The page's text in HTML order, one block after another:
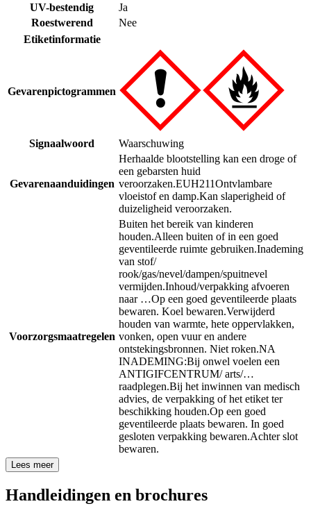
UV-bestendig
Ja
Roestwerend
Nee
Etiketinformatie
Gevarenpictogrammen
Signaalwoord Waarschuwing
Gevarenaanduidingen
Herhaalde blootstelling kan een droge of
een gebarsten huid
veroorzaken.EUH211Ontvlambare
vloeistof en damp.Kan slaperigheid of
duizeligheid veroorzaken.
Voorzorgsmaatregelen
Buiten het bereik van kinderen
houden.Alleen buiten of in een goed
geventileerde ruimte gebruiken.Inademing
van stof/
rook/gas/nevel/dampen/spuitnevel
vermijden.Inhoud/verpakking afvoeren
naar …Op een goed geventileerde plaats
bewaren. Koel bewaren.Verwijderd
houden van warmte, hete oppervlakken,
vonken, open vuur en andere
ontstekingsbronnen. Niet roken.NA
INADEMING:Bij onwel voelen een
ANTIGIFCENTRUM/ arts/…
raadplegen.Bij het inwinnen van medisch
advies, de verpakking of het etiket ter
beschikking houden.Op een goed
geventileerde plaats bewaren. In goed
gesloten verpakking bewaren.Achter slot
bewaren.
Lees meer
Handleidingen en brochures